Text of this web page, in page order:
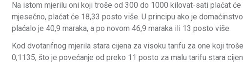
Na istom mjerilu oni koji troše od 300 do 1000 kilovat-sati plaćat
mjesečno, plaćat će 18,33 posto više. U principu ako je
plaćalo je 40,9 maraka, a po novom 46,9 maraka ili 13 posto više.
Kod dvotarifnog mjerila stara cijena za visoku tarifu za one koji
0,1135, što je povećanje od preko 11 posto za malu tarifu stara